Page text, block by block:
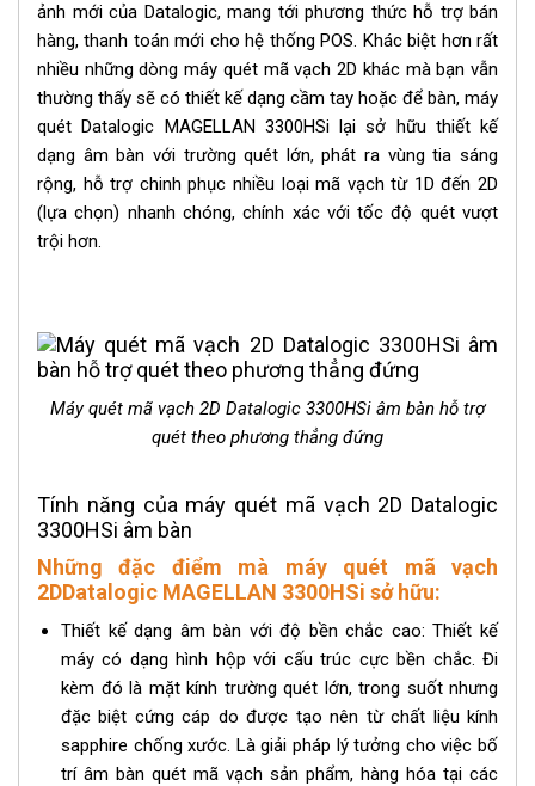
ảnh mới của Datalogic, mang tới phương thức hỗ trợ bán
hàng, thanh toán mới cho hệ thống POS. Khác biệt hơn rất
nhiều những dòng máy quét mã vạch 2D khác mà bạn vẫn
thường thấy sẽ có thiết kế dạng cầm tay hoặc để bàn, máy
quét Datalogic MAGELLAN 3300HSi lại sở hữu thiết kế
dạng âm bàn với trường quét lớn, phát ra vùng tia sáng
rộng, hỗ trợ chinh phục nhiều loại mã vạch từ 1D đến 2D
(lựa chọn) nhanh chóng, chính xác với tốc độ quét vượt
trội hơn.
Máy quét mã vạch 2D Datalogic 3300HSi âm bàn hỗ trợ
quét theo phương thẳng đứng
Tính năng của máy quét mã vạch 2D Datalogic
3300HSi âm bàn
Những đặc điểm mà máy quét mã vạch
2DDatalogic MAGELLAN 3300HSi sở hữu:
Thiết kế dạng âm bàn với độ bền chắc cao: Thiết kế
máy có dạng hình hộp với cấu trúc cực bền chắc. Đi
kèm đó là mặt kính trường quét lớn, trong suốt nhưng
đặc biệt cứng cáp do được tạo nên từ chất liệu kính
sapphire chống xước. Là giải pháp lý tưởng cho việc bố
trí âm bàn quét mã vạch sản phẩm, hàng hóa tại các